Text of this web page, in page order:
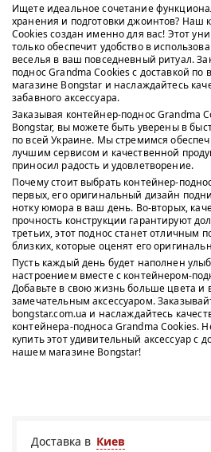
Ищете идеальное сочетание
хранения и подготовки джоинтов? Наш
Cookies создан именно для вас! Этот
только обеспечит удобство в
веселья в ваш повседневный ритуал.
поднос Grandma Cookies с доставкой
магазине Bongstar и наслаждайтесь
забавного аксессуара.
Заказывая контейнер-поднос Grandma
Bongstar, вы можете быть уверены в
по всей Украине. Мы стремимся
лучшим сервисом и качественной
приносил радость и удовлетворение.
Почему стоит выбрать контейнер-
первых, его оригинальный дизайн
нотку юмора в ваш день. Во-вторых,
прочность конструкции гарантируют
третьих, этот поднос станет отличным
близких, которые оценят его
Пусть каждый день будет наполнен
настроением вместе с контейнером-
Добавьте в свою жизнь больше цвета и
замечательным аксессуаром.
bongstar.com.ua и наслаждайтесь
контейнера-подноса Grandma Cookies.
купить этот удивительный аксессуар с
нашем магазине Bongstar!
Доставка в Киев